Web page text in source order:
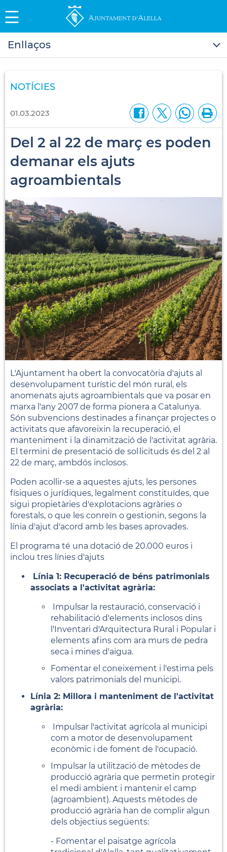
Enllaços
NOTÍCIES
01.03.2023
Del 2 al 22 de març es poden
demanar els ajuts
agroambientals
L'Ajuntament ha obert la convocatòria d'ajuts al
desenvolupament turístic del món rural, els
anomenats ajuts agroambientals que va posar en
marxa l'any 2007 de forma pionera a Catalunya.
Són subvencions destinades a finançar projectes o
activitats que afavoreixin la recuperació, el
manteniment i la dinamització de l'activitat agrària.
El termini de presentació de sol·licituds és del 2 al
22 de març, ambdós inclosos.
Poden acollir-se a aquestes ajuts, les persones
físiques o jurídiques, legalment constituïdes, que
sigui propietàries d'explotacions agràries o
forestals, o que les conreïn o gestionin, segons la
línia d'ajut d'acord amb les bases aprovades.
El programa té una dotació de 20.000 euros i
inclou tres línies d'ajuts
Línia 1: Recuperació de béns patrimonials
associats a l'activitat agrària:
Impulsar la restauració, conservació i
rehabilitació d'elements inclosos dins
l'Inventari d'Arquitectura Rural i Popular i
elements afins com ara murs de pedra
seca i mines d'aigua.
Fomentar el coneixement i l'estima pels
valors patrimonials del municipi.
Línia 2: Millora i manteniment de l'activitat
agrària:
Impulsar l'activitat agrícola al municipi
com a motor de desenvolupament
econòmic i de foment de l'ocupació.
Impulsar la utilització de mètodes de
producció agrària que permetin protegir
el medi ambient i mantenir el camp
(agroambient). Aquests mètodes de
producció agrària han de complir algun
dels objectius següents:
- Fomentar el paisatge agrícola